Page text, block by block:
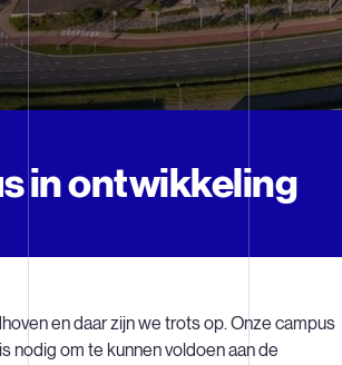
in ontwikkeling
en daar zijn we trots op. Onze campus
nodig om te kunnen voldoen aan de